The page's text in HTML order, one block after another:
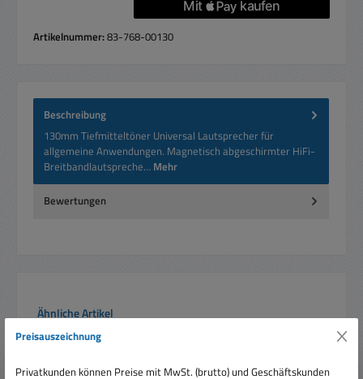
Artikelnummer:83-768-00130
Beschreibung
130mm Tiefmitteltöner Universal Lautsprecher für
allgemeine Anwendungen. Magnetisch abgeschirmter HiFi-
Breitbandlautspreche… Mehr
Bewertungen
Produktgalerie überspringen
Ähnliche Artikel
%Rabatt
Preisauszeichnung
Privatkunden können Preise mit MwSt. (brutto) und Geschäftskunden